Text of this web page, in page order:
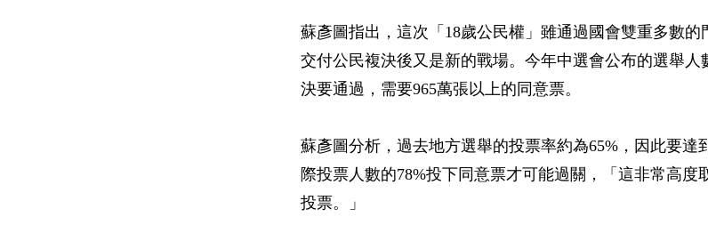
蘇彥圖指出，這次「18歲公民權」雖通過國會雙重多數的
交付公民複決後又是新的戰場。今年中選會公布的選舉人
決要通過，需要965萬張以上的同意票。
蘇彥圖分析，過去地方選舉的投票率約為65%，因此要達
際投票人數的78%投下同意票才可能過關，「這非常高度
投票。」